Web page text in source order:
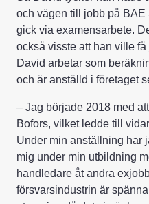
och vägen till jobb på
gick via examensarbete.
också visste att han ville
David arbetar som
och är anställd i företaget
– Jag började 2018 med
Bofors, vilket ledde till
Under min anställning har
mig under min utbildning
handledare åt andra
försvarsindustrin är